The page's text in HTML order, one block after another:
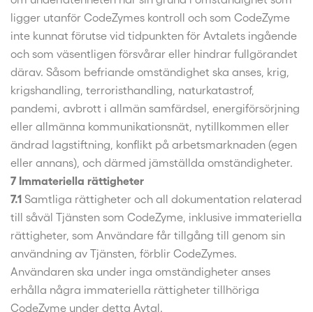
ligger utanför CodeZymes kontroll och som CodeZyme
inte kunnat förutse vid tidpunkten för Avtalets ingående
och som väsentligen försvårar eller hindrar fullgörandet
därav. Såsom befriande omständighet ska anses, krig,
krigshandling, terroristhandling, naturkatastrof,
pandemi, avbrott i allmän samfärdsel, energiförsörjning
eller allmänna kommunikationsnät, nytillkommen eller
ändrad lagstiftning, konflikt på arbetsmarknaden (egen
eller annans), och därmed jämställda omständigheter.
7 Immateriella rättigheter
7.1 Samtliga rättigheter och all dokumentation relaterad
till såväl Tjänsten som CodeZyme, inklusive immateriella
rättigheter, som Användare får tillgång till genom sin
användning av Tjänsten, förblir CodeZymes.
Användaren ska under inga omständigheter anses
erhålla några immateriella rättigheter tillhöriga
CodeZyme under detta Avtal.